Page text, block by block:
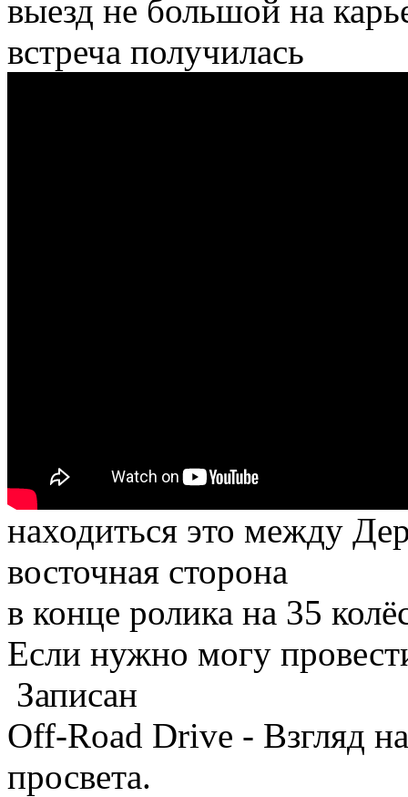
выезд не большой на
встреча получилась
находиться это между
восточная сторона
в конце ролика на 35
Если нужно могу
Записан
Off-Road Drive - Взгляд
просвета.